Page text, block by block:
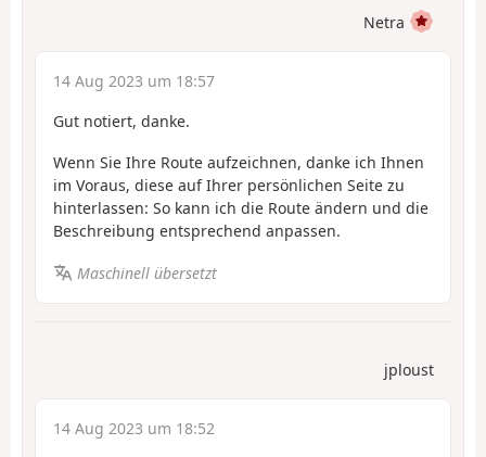
Netra
14 Aug 2023 um 18:57
Gut notiert, danke.
Wenn Sie Ihre Route aufzeichnen, danke ich Ihnen
im Voraus, diese auf Ihrer persönlichen Seite zu
hinterlassen: So kann ich die Route ändern und die
Beschreibung entsprechend anpassen.
Maschinell übersetzt
jploust
14 Aug 2023 um 18:52